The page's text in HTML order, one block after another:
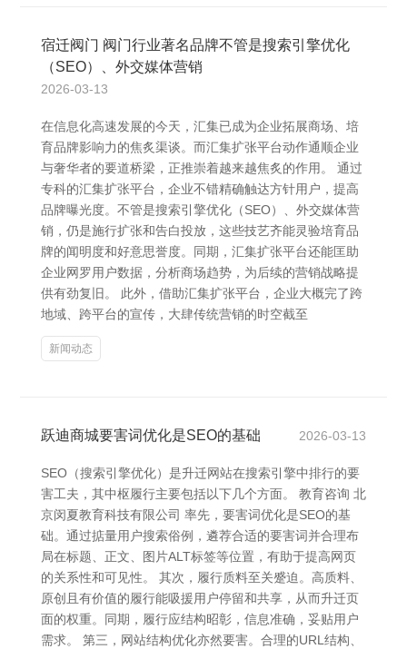
宿迁阀门 阀门行业著名品牌不管是搜索引擎优化
（SEO）、外交媒体营销
2026-03-13
在信息化高速发展的今天，汇集已成为企业拓展商场、培
育品牌影响力的焦炙渠谈。而汇集扩张平台动作通顺企业
与奢华者的要道桥梁，正推崇着越来越焦炙的作用。 通过
专科的汇集扩张平台，企业不错精确触达方针用户，提高
品牌曝光度。不管是搜索引擎优化（SEO）、外交媒体营
销，仍是施行扩张和告白投放，这些技艺齐能灵验培育品
牌的闻明度和好意思誉度。同期，汇集扩张平台还能匡助
企业网罗用户数据，分析商场趋势，为后续的营销战略提
供有劲复旧。 此外，借助汇集扩张平台，企业大概完了跨
地域、跨平台的宣传，大肆传统营销的时空截至
新闻动态
跃迪商城要害词优化是SEO的基础 2026-03-13
SEO（搜索引擎优化）是升迁网站在搜索引擎中排行的要
害工夫，其中枢履行主要包括以下几个方面。 教育咨询 北
京闵夏教育科技有限公司 率先，要害词优化是SEO的基
础。通过掂量用户搜索俗例，遴荐合适的要害词并合理布
局在标题、正文、图片ALT标签等位置，有助于提高网页
的关系性和可见性。 其次，履行质料至关蹙迫。高质料、
原创且有价值的履行能吸援用户停留和共享，从而升迁页
面的权重。同期，履行应结构昭彰，信息准确，妥贴用户
需求。 第三，网站结构优化亦然要害。合理的URL结构、